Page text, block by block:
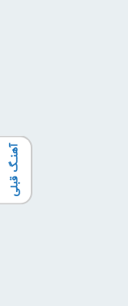
آهنـگ قبلی